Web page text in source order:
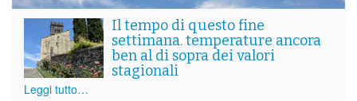
Il tempo di questo fine
settimana. temperature ancora
ben al di sopra dei valori
stagionali
Leggi tutto…